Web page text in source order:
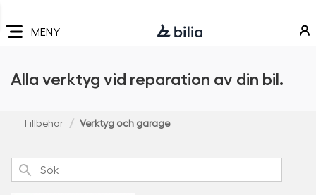
huvudmeny
innehåll
sidfot MENY
Alla verktyg vid reparation av din bil.
Tillbehör Verktyg och garage
Sök